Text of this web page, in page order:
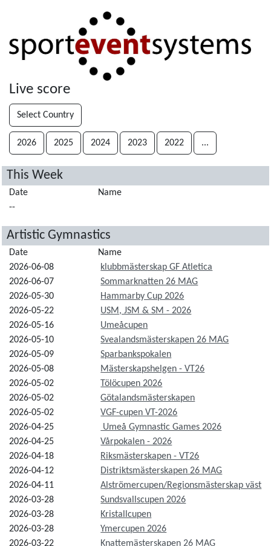
Live score
Select Country
2026 2025 2024 2023 2022 ...
This Week
Date
Name
--
Artistic Gymnastics
Date
Name
2026-06-08
klubbmästerskap GF Atletica
2026-06-07
Sommarknatten 26 MAG
2026-05-30
Hammarby Cup 2026
2026-05-22
USM, JSM & SM - 2026
2026-05-16
Umeåcupen
2026-05-10
Svealandsmästerskapen 26 MAG
2026-05-09
Sparbankspokalen
2026-05-08
Mästerskapshelgen - VT26
2026-05-02
Tölöcupen 2026
2026-05-02
Götalandsmästerskapen
2026-05-02
VGF-cupen VT-2026
2026-04-25
Umeå Gymnastic Games 2026
2026-04-25
Vårpokalen - 2026
2026-04-18
Riksmästerskapen - VT26
2026-04-12
Distriktsmästerskapen 26 MAG
2026-04-11
Alströmercupen/Regionsmästerskap väst
2026-03-28
Sundsvallscupen 2026
2026-03-28
Kristallcupen
2026-03-28
Ymercupen 2026
2026-03-22
Knattemästerskapen 26 MAG